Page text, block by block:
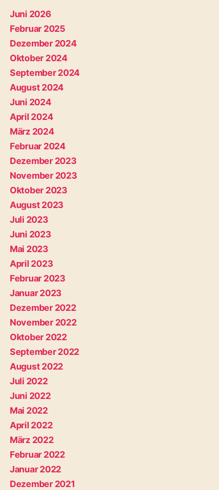
Juni 2026
Februar 2025
Dezember 2024
Oktober 2024
September 2024
August 2024
Juni 2024
April 2024
März 2024
Februar 2024
Dezember 2023
November 2023
Oktober 2023
August 2023
Juli 2023
Juni 2023
Mai 2023
April 2023
Februar 2023
Januar 2023
Dezember 2022
November 2022
Oktober 2022
September 2022
August 2022
Juli 2022
Juni 2022
Mai 2022
April 2022
März 2022
Februar 2022
Januar 2022
Dezember 2021